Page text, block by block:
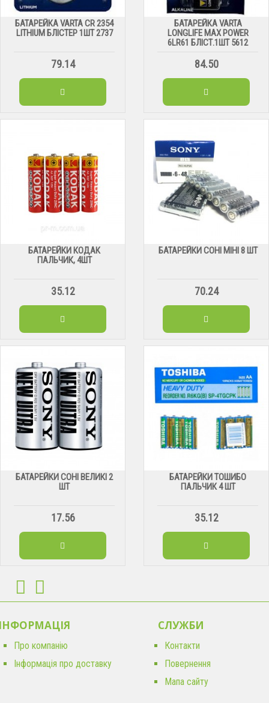
БАТАРЕЙКА VARTA CR 2354
LITHIUM БЛІСТЕР 1ШТ 2737
79.14
БАТАРЕЙКА VARTA
LONGLIFE MAX POWER
6LR61 БЛІСТ.1ШТ 5612
84.50
БАТАРЕЙКИ КОДАК
ПАЛЬЧИК, 4ШТ
35.12
БАТАРЕЙКИ СОНІ МІНІ 8 ШТ
70.24
БАТАРЕЙКИ СОНІ ВЕЛИКІ 2
ШТ
17.56
БАТАРЕЙКИ ТОШИБО
ПАЛЬЧИК 4 ШТ
35.12
Про компанію
Інформація про доставку
CЛУЖБИ
Контакти
Повернення
Мапа сайту